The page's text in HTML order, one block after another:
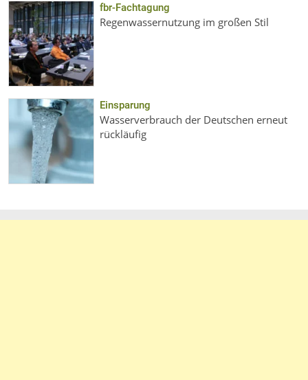
fbr-Fachtagung
Regenwassernutzung im großen Stil
Einsparung
Wasserverbrauch der Deutschen erneut
rückläufig